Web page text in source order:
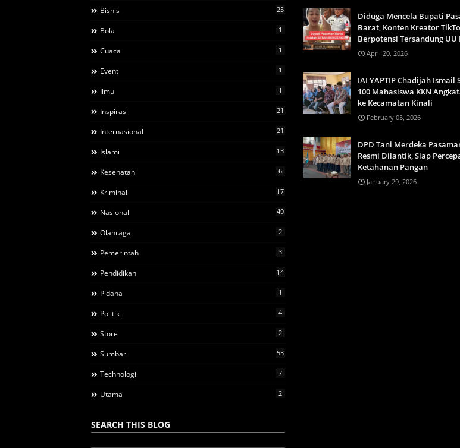
Bisnis 25
Bola 1
Cuaca 1
Event 1
Ilmu 1
Inspirasi 21
Internasional 21
Islami 13
Kesehatan 6
Kriminal 17
Nasional 49
Olahraga 2
Pemerintah 3
Pendidikan 14
Pidana 1
Politik 4
Store 2
Sumbar 53
Technologi 7
Utama 2
SEARCH THIS BLOG
Diduga Mencela Bupati
Barat, Konten Kreator
Berpotensi Tersandung UU
April 20, 2026
IAI YAPTIP Chadijah Ismail
100 Mahasiswa KKN
ke Kecamatan Kinali
February 05, 2026
DPD Tani Merdeka
Resmi Dilantik, Siap
Ketahanan Pangan
January 29, 2026